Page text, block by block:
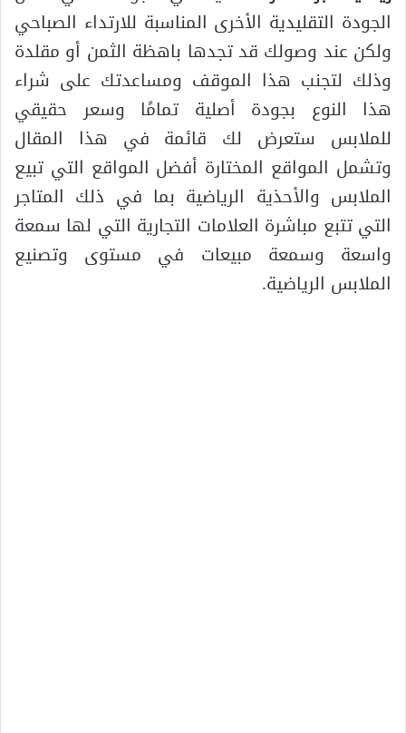
الجودة التقليدية الأخرى المناسبة للارتداء الصباحي
ولكن عند وصولك قد تجدها باهظة الثمن أو مقلدة
وذلك لتجنب هذا الموقف ومساعدتك على شراء
هذا النوع بجودة أصلية تمامًا وسعر حقيقي
للملابس ستعرض لك قائمة في هذا المقال
وتشمل المواقع المختارة أفضل المواقع التي تبيع
الملابس والأحذية الرياضية بما في ذلك المتاجر
التي تتبع مباشرة العلامات التجارية التي لها سمعة
واسعة وسمعة مبيعات في مستوى وتصنيع
الملابس الرياضية.